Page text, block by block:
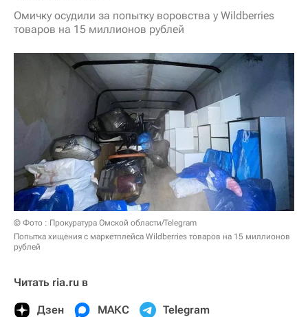
Омичку осудили за попытку воровства у Wildberries
товаров на 15 миллионов рублей
© Фото : Прокуратура Омской области/Telegram
Попытка хищения с маркетплейса Wildberries товаров на 15 миллионов
рублей
Читать ria.ru в
Дзен МАКС Telegram